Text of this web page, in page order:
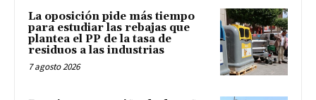
La oposición pide más tiempo
para estudiar las rebajas que
plantea el PP de la tasa de
residuos a las industrias
7 agosto 2026